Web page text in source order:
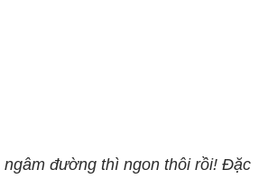
đường thì ngon thôi rồi! Đặc